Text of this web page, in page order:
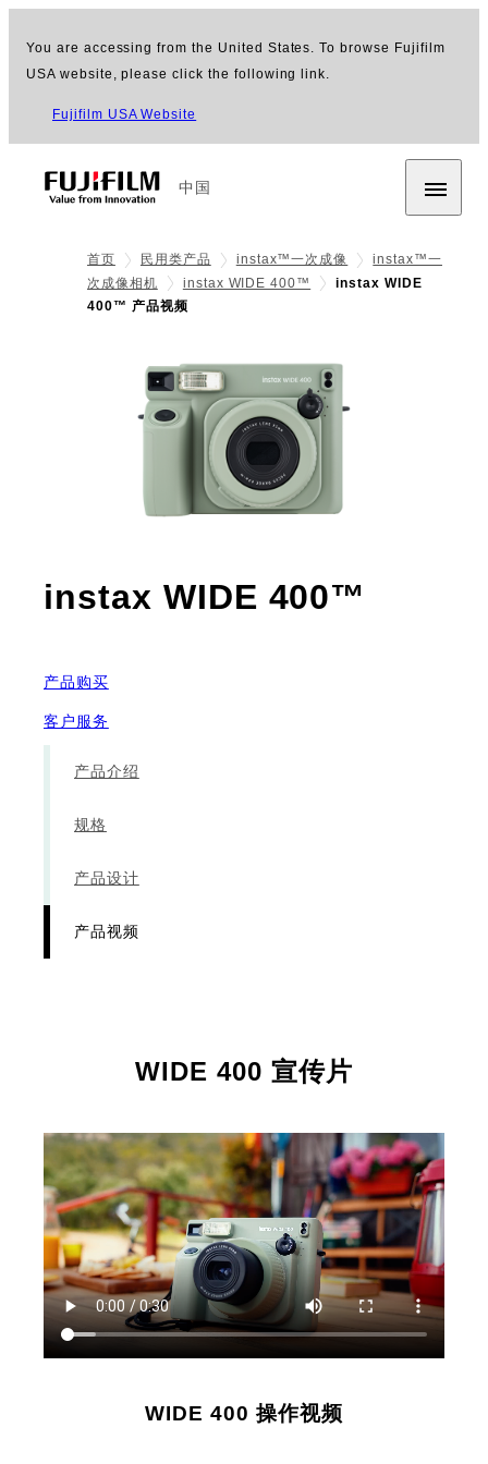
You are accessing from the United States. To browse Fujifilm
USA website, please click the following link.
Fujifilm USA Website
中国
首页 民用类产品 instax™一次成像
instax™一
次成像相机
instax WIDE 400™
instax WIDE
400™ 产品视频
instax WIDE 400™
产品购买
客户服务
产品介绍
规格
产品设计
产品视频
WIDE 400 宣传片
WIDE 400 操作视频